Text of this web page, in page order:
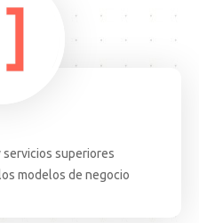
superiores
modelos de negocio